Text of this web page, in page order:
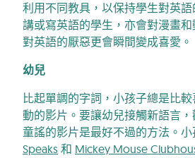
利用不同教具，以保持學生對英
講或寫英語的學生，亦會對漫畫
對英語的厭惡更會瞬間變成喜愛。
幼兒
比起單調的字詞，小孩子總是比
動的影片。要讓幼兒接觸新語言
童謠的影片是最好不過的方法。
Speaks 和 Mickey Mouse